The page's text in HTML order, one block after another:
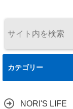
カテゴリー
NORI'S LIFE